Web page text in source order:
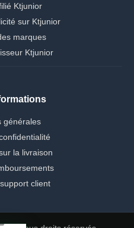
Ktjunior
sur Ktjunior
marques
Ktjunior
générales
la livraison
client